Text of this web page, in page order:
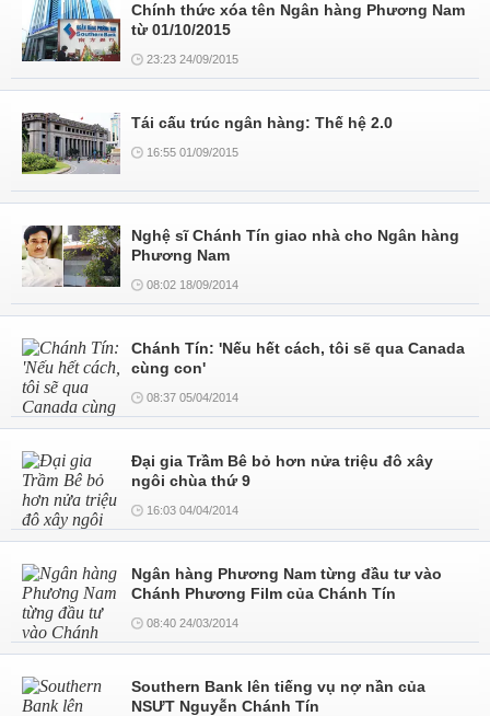
Chính thức xóa tên Ngân hàng Phương Nam
từ 01/10/2015
23:23 24/09/2015
Tái cấu trúc ngân hàng: Thế hệ 2.0
16:55 01/09/2015
Nghệ sĩ Chánh Tín giao nhà cho Ngân hàng
Phương Nam
08:02 18/09/2014
Chánh Tín: 'Nếu hết cách, tôi sẽ qua Canada
cùng con'
08:37 05/04/2014
Đại gia Trầm Bê bỏ hơn nửa triệu đô xây
ngôi chùa thứ 9
16:03 04/04/2014
Ngân hàng Phương Nam từng đầu tư vào
Chánh Phương Film của Chánh Tín
08:40 24/03/2014
Southern Bank lên tiếng vụ nợ nần của
NSƯT Nguyễn Chánh Tín